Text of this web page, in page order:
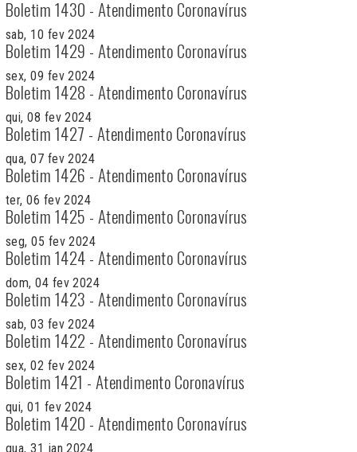
Boletim 1430 - Atendimento Coronavírus
sab, 10 fev 2024
Boletim 1429 - Atendimento Coronavírus
sex, 09 fev 2024
Boletim 1428 - Atendimento Coronavírus
qui, 08 fev 2024
Boletim 1427 - Atendimento Coronavírus
qua, 07 fev 2024
Boletim 1426 - Atendimento Coronavírus
ter, 06 fev 2024
Boletim 1425 - Atendimento Coronavírus
seg, 05 fev 2024
Boletim 1424 - Atendimento Coronavírus
dom, 04 fev 2024
Boletim 1423 - Atendimento Coronavírus
sab, 03 fev 2024
Boletim 1422 - Atendimento Coronavírus
sex, 02 fev 2024
Boletim 1421 - Atendimento Coronavírus
qui, 01 fev 2024
Boletim 1420 - Atendimento Coronavírus
qua, 31 jan 2024